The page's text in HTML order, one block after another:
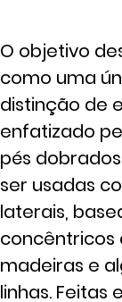
O objetivo
como uma
distinção de
enfatizado
pés
ser usadas
laterais,
concêntricos
madeiras e
linhas. Feitas